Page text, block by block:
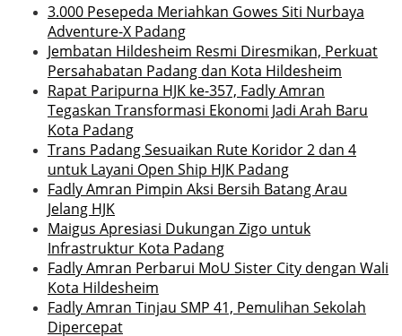
3.000 Pesepeda Meriahkan Gowes Siti Nurbaya
Adventure-X Padang
Jembatan Hildesheim Resmi Diresmikan, Perkuat
Persahabatan Padang dan Kota Hildesheim
Rapat Paripurna HJK ke-357, Fadly Amran
Tegaskan Transformasi Ekonomi Jadi Arah Baru
Kota Padang
Trans Padang Sesuaikan Rute Koridor 2 dan 4
untuk Layani Open Ship HJK Padang
Fadly Amran Pimpin Aksi Bersih Batang Arau
Jelang HJK
Maigus Apresiasi Dukungan Zigo untuk
Infrastruktur Kota Padang
Fadly Amran Perbarui MoU Sister City dengan Wali
Kota Hildesheim
Fadly Amran Tinjau SMP 41, Pemulihan Sekolah
Dipercepat